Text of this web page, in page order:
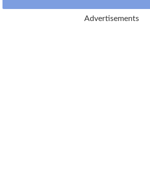
リ
Advertisements